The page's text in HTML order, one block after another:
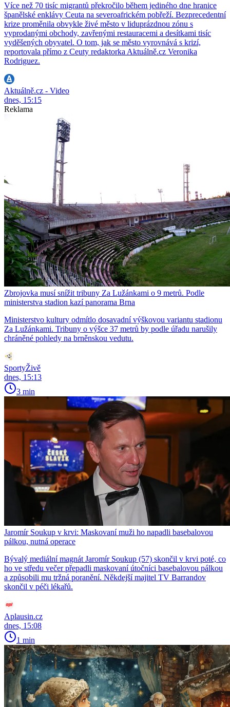
Více než 70 tisíc migrantů překročilo během jediného dne hranice
španělské enklávy Ceuta na severoafrickém pobřeží. Bezprecedentní
krize proměnila obvykle živé město v liduprázdnou zónu s
vyprodanými obchody, zavřenými restauracemi a desítkami tisíc
vyděšených obyvatel. O tom, jak se město vyrovnává s krizí,
reportovala přímo z Ceuty redaktorka Aktuálně.cz Veronika
Rodriguez.
Aktuálně.cz - Video
dnes, 15:15
Reklama
Zbrojovka musí snížit tribuny Za Lužánkami o 9 metrů. Podle
ministerstva stadion kazí panorama Brna
Ministerstvo kultury odmítlo dosavadní výškovou variantu stadionu
Za Lužánkami. Tribuny o výšce 37 metrů by podle úřadu narušily
chráněné pohledy na brněnskou vedutu.
SportyŽivě
dnes, 15:13
3 min
Jaromír Soukup v krvi: Maskovaní muži ho napadli basebalovou
pálkou, nutná operace
Bývalý mediální magnát Jaromír Soukup (57) skončil v krvi poté, co
ho ve středu večer přepadli maskovaní útočníci basebalovou pálkou
a způsobili mu tržná poranění. Někdejší majitel TV Barrandov
skončil v péči lékařů.
Aplausin.cz
dnes, 15:08
1 min